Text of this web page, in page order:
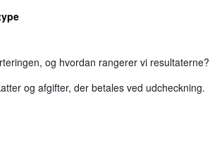
og hvordan rangerer vi resultaterne?
og afgifter, der betales ved udcheckning.